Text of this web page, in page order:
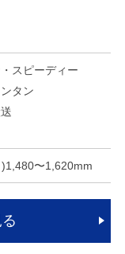
スピーディー
タン
〜1,620mm